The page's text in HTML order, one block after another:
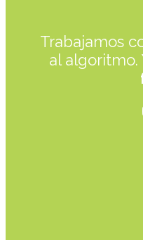
Trabajamos
al algoritmo.